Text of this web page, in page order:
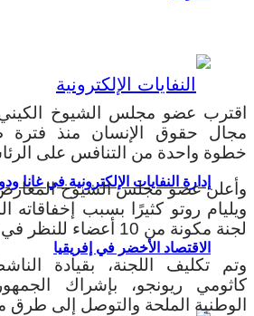
إدارة النفايات الإلكترونية في
الاقتصاد الأخضر في إفريقيا
اقترب عضو مجلس الشيوخ
مجال حقوق الإنسان منذ فترة
خطوة واحدة من التنافس على الرئاسة
وأعلن عضو مجلس الشيوخ
ويليام روتو كثيرًا بسبب
لجنة مكونة من 10 أعضاء للنظر في طموحه.
وتم تكليف اللجنة، بقيادة
كاثومي ريونجو، بإشراك
الوطنية الملحة والتوصل إلى طرق